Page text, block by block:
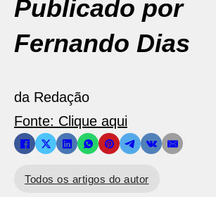
Publicado por
Fernando Dias
da Redação
Fonte: Clique aqui
Todos os artigos do autor